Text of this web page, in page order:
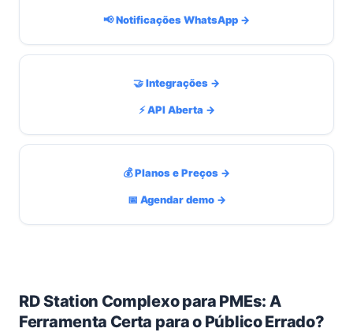
RD Station Complexo para PMEs: A
Ferramenta Certa para o Público Errado?
📢 Notificações WhatsApp →
🤝 Integrações →
⚡ API Aberta →
💰 Planos e Preços →
📅 Agendar demo →